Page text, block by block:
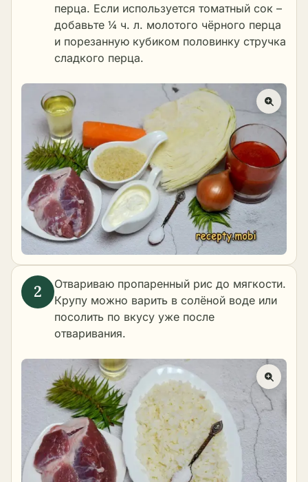
перца. Если используется томатный сок –
добавьте ¼ ч. л. молотого чёрного перца
и порезанную кубиком половинку стручка
сладкого перца.
Отвариваю пропаренный рис до мягкости.
Крупу можно варить в солёной воде или
посолить по вкусу уже после
отваривания.